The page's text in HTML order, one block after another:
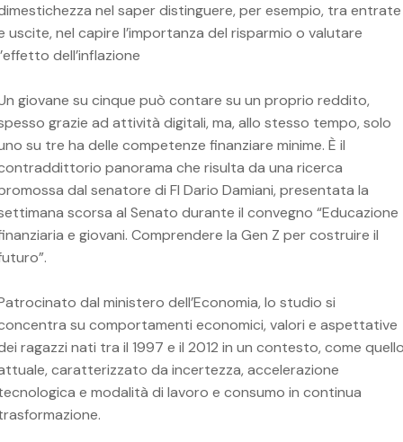
nel saper distinguere, per esempio, tra entrate
uscite, nel capire l’importanza del risparmio o valutare
dell’inflazione
giovane su cinque può contare su un proprio reddito,
grazie ad attività digitali, ma, allo stesso tempo, solo
su tre ha delle competenze finanziare minime. È il
panorama che risulta da una ricerca
dal senatore di FI Dario Damiani, presentata la
scorsa al Senato durante il convegno “Educazione
e giovani. Comprendere la Gen Z per costruire il
dal ministero dell’Economia, lo studio si
su comportamenti economici, valori e aspettative
ragazzi nati tra il 1997 e il 2012 in un contesto, come
caratterizzato da incertezza, accelerazione
e modalità di lavoro e consumo in continua